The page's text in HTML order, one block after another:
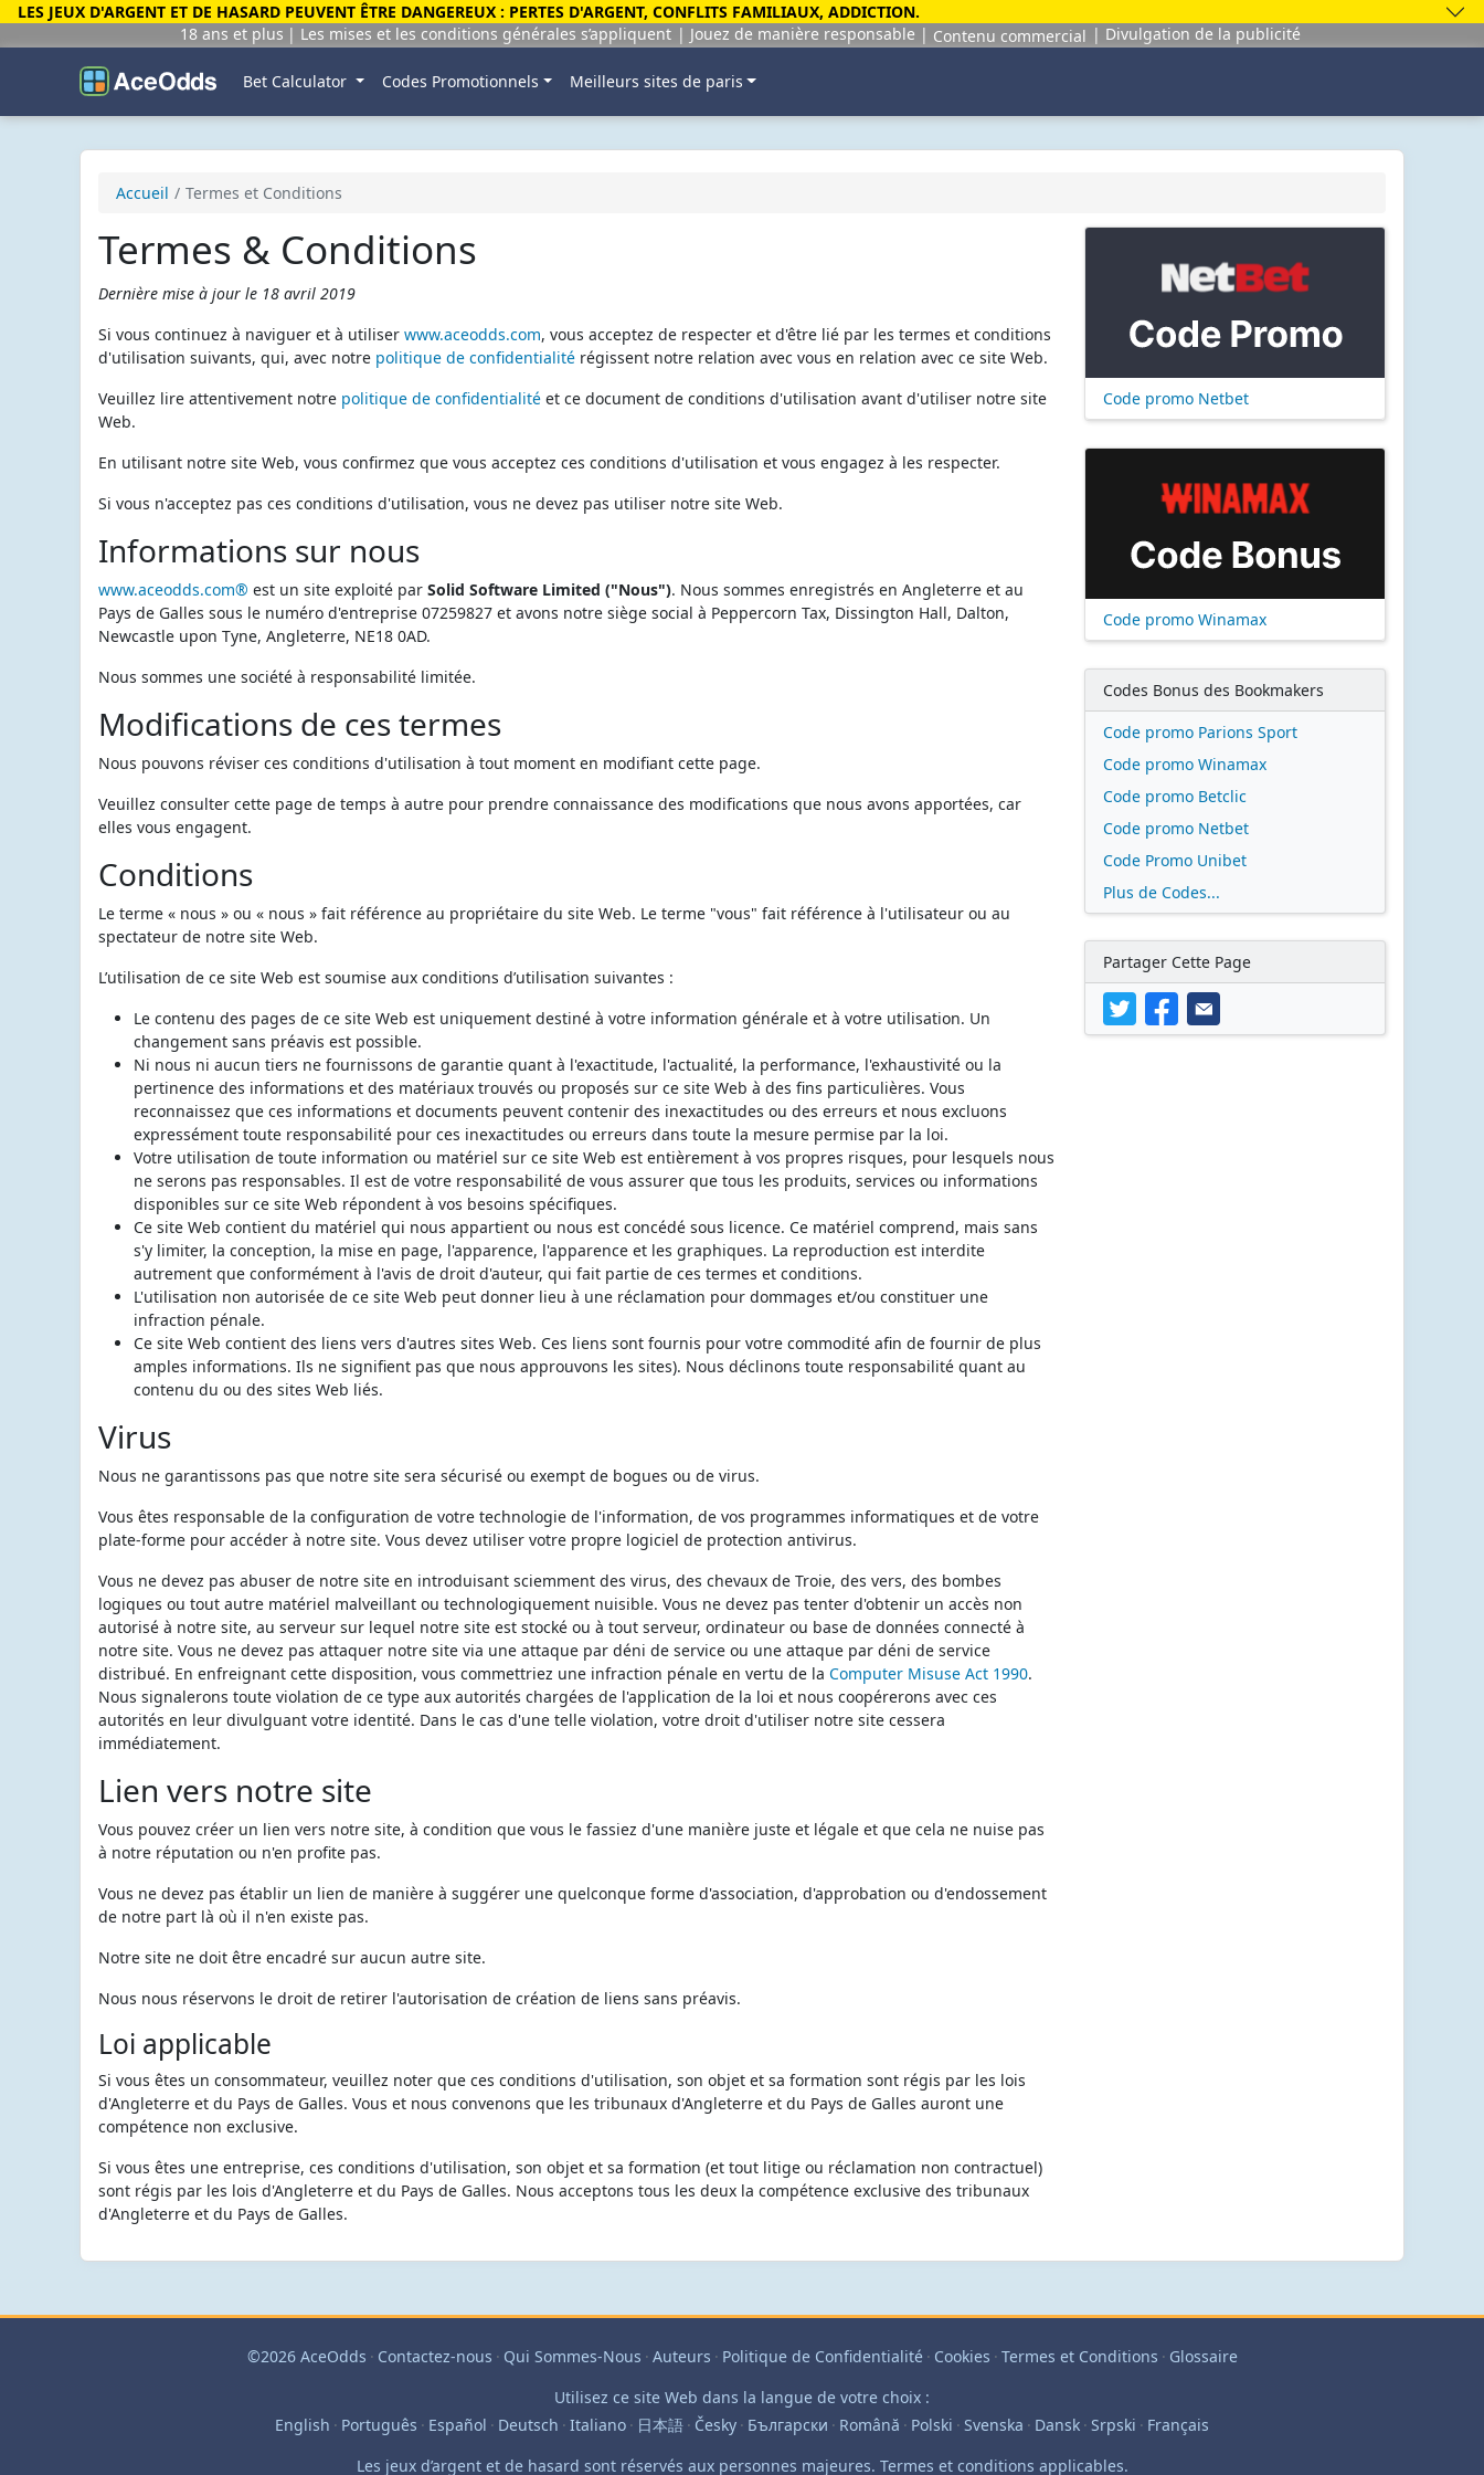
LES JEUX D'ARGENT ET DE HASARD PEUVENT ÊTRE DANGEREUX : PERTES D'ARGENT, CONFLITS FAMILIAUX, ADDICTION.
18 ans et plus
Les mises et les conditions générales s’appliquent Jouez de manière responsable Contenu commercial Divulgation de la publicité
Bet Calculator Codes Promotionnels Meilleurs sites de paris
Accueil Termes et Conditions
Termes & Conditions
Dernière mise à jour le 18 avril 2019
Si vous continuez à naviguer et à utiliser www.aceodds.com, vous acceptez de respecter et d'être lié par les termes et conditions
d'utilisation suivants, qui, avec notre politique de confidentialité régissent notre relation avec vous en relation avec ce site Web.
Veuillez lire attentivement notre politique de confidentialité et ce document de conditions d'utilisation avant d'utiliser notre site
Web.
En utilisant notre site Web, vous confirmez que vous acceptez ces conditions d'utilisation et vous engagez à les respecter.
Si vous n'acceptez pas ces conditions d'utilisation, vous ne devez pas utiliser notre site Web.
Informations sur nous
www.aceodds.com® est un site exploité par Solid Software Limited ("Nous"). Nous sommes enregistrés en Angleterre et au
Pays de Galles sous le numéro d'entreprise 07259827 et avons notre siège social à Peppercorn Tax, Dissington Hall, Dalton,
Newcastle upon Tyne, Angleterre, NE18 0AD.
Nous sommes une société à responsabilité limitée.
Modifications de ces termes
Nous pouvons réviser ces conditions d'utilisation à tout moment en modifiant cette page.
Veuillez consulter cette page de temps à autre pour prendre connaissance des modifications que nous avons apportées, car
elles vous engagent.
Conditions
Le terme « nous » ou « nous » fait référence au propriétaire du site Web. Le terme "vous" fait référence à l'utilisateur ou au
spectateur de notre site Web.
L’utilisation de ce site Web est soumise aux conditions d’utilisation suivantes :
Le contenu des pages de ce site Web est uniquement destiné à votre information générale et à votre utilisation. Un
changement sans préavis est possible.
Ni nous ni aucun tiers ne fournissons de garantie quant à l'exactitude, l'actualité, la performance, l'exhaustivité ou la
pertinence des informations et des matériaux trouvés ou proposés sur ce site Web à des fins particulières. Vous
reconnaissez que ces informations et documents peuvent contenir des inexactitudes ou des erreurs et nous excluons
expressément toute responsabilité pour ces inexactitudes ou erreurs dans toute la mesure permise par la loi.
Votre utilisation de toute information ou matériel sur ce site Web est entièrement à vos propres risques, pour lesquels nous
ne serons pas responsables. Il est de votre responsabilité de vous assurer que tous les produits, services ou informations
disponibles sur ce site Web répondent à vos besoins spécifiques.
Ce site Web contient du matériel qui nous appartient ou nous est concédé sous licence. Ce matériel comprend, mais sans
s'y limiter, la conception, la mise en page, l'apparence, l'apparence et les graphiques. La reproduction est interdite
autrement que conformément à l'avis de droit d'auteur, qui fait partie de ces termes et conditions.
L'utilisation non autorisée de ce site Web peut donner lieu à une réclamation pour dommages et/ou constituer une
infraction pénale.
Ce site Web contient des liens vers d'autres sites Web. Ces liens sont fournis pour votre commodité afin de fournir de plus
amples informations. Ils ne signifient pas que nous approuvons les sites). Nous déclinons toute responsabilité quant au
contenu du ou des sites Web liés.
Virus
Nous ne garantissons pas que notre site sera sécurisé ou exempt de bogues ou de virus.
Vous êtes responsable de la configuration de votre technologie de l'information, de vos programmes informatiques et de votre
plate-forme pour accéder à notre site. Vous devez utiliser votre propre logiciel de protection antivirus.
Vous ne devez pas abuser de notre site en introduisant sciemment des virus, des chevaux de Troie, des vers, des bombes
logiques ou tout autre matériel malveillant ou technologiquement nuisible. Vous ne devez pas tenter d'obtenir un accès non
autorisé à notre site, au serveur sur lequel notre site est stocké ou à tout serveur, ordinateur ou base de données connecté à
notre site. Vous ne devez pas attaquer notre site via une attaque par déni de service ou une attaque par déni de service
distribué. En enfreignant cette disposition, vous commettriez une infraction pénale en vertu de la Computer Misuse Act 1990.
Nous signalerons toute violation de ce type aux autorités chargées de l'application de la loi et nous coopérerons avec ces
autorités en leur divulguant votre identité. Dans le cas d'une telle violation, votre droit d'utiliser notre site cessera
immédiatement.
Lien vers notre site
Vous pouvez créer un lien vers notre site, à condition que vous le fassiez d'une manière juste et légale et que cela ne nuise pas
à notre réputation ou n'en profite pas.
Vous ne devez pas établir un lien de manière à suggérer une quelconque forme d'association, d'approbation ou d'endossement
de notre part là où il n'en existe pas.
Notre site ne doit être encadré sur aucun autre site.
Nous nous réservons le droit de retirer l'autorisation de création de liens sans préavis.
Loi applicable
Si vous êtes un consommateur, veuillez noter que ces conditions d'utilisation, son objet et sa formation sont régis par les lois
d'Angleterre et du Pays de Galles. Vous et nous convenons que les tribunaux d'Angleterre et du Pays de Galles auront une
compétence non exclusive.
Si vous êtes une entreprise, ces conditions d'utilisation, son objet et sa formation (et tout litige ou réclamation non contractuel)
sont régis par les lois d'Angleterre et du Pays de Galles. Nous acceptons tous les deux la compétence exclusive des tribunaux
d'Angleterre et du Pays de Galles.
Code promo Netbet
Code promo Winamax
Codes Bonus des Bookmakers
Code promo Parions Sport
Code promo Winamax
Code promo Betclic
Code promo Netbet
Code Promo Unibet
Plus de Codes...
Partager Cette Page
©2026 AceOdds · Contactez-nous · Qui Sommes-Nous · Auteurs · Politique de Confidentialité · Cookies · Termes et Conditions · Glossaire
Utilisez ce site Web dans la langue de votre choix :
English · Português · Español · Deutsch · Italiano · 日本語 · Česky · Български · Română · Polski · Svenska · Dansk · Srpski · Français
Les jeux d’argent et de hasard sont réservés aux personnes majeures. Termes et conditions applicables.